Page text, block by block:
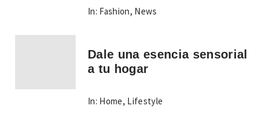
In: Fashion, News
Dale una esencia sensorial
a tu hogar
In: Home, Lifestyle